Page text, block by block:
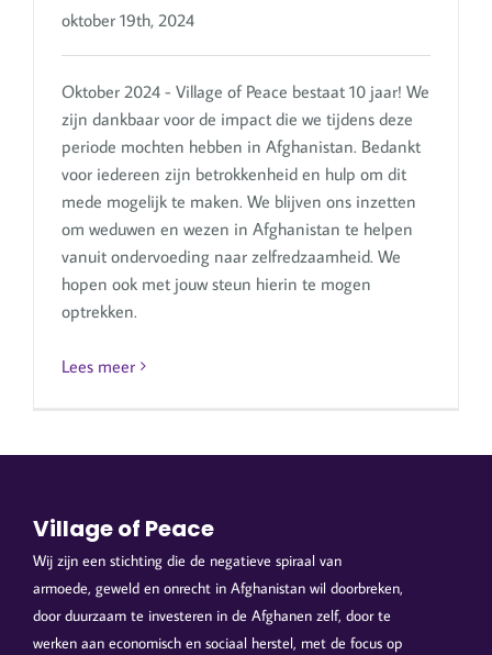
oktober 19th, 2024
Oktober 2024 - Village of Peace bestaat 10 jaar! We
zijn dankbaar voor de impact die we tijdens deze
periode mochten hebben in Afghanistan. Bedankt
voor iedereen zijn betrokkenheid en hulp om dit
mede mogelijk te maken. We blijven ons inzetten
om weduwen en wezen in Afghanistan te helpen
vanuit ondervoeding naar zelfredzaamheid. We
hopen ook met jouw steun hierin te mogen
optrekken.
Lees meer
Village of Peace
Wij zijn een stichting die de negatieve spiraal van
armoede, geweld en onrecht in Afghanistan wil doorbreken,
door duurzaam te investeren in de Afghanen zelf, door te
werken aan economisch en sociaal herstel, met de focus op